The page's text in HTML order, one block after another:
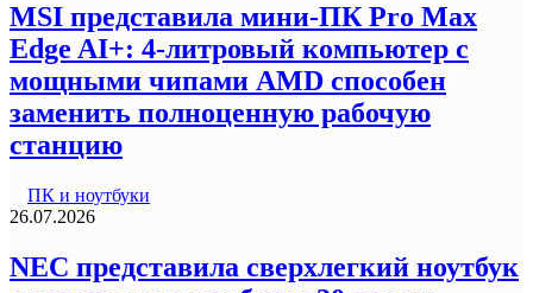
MSI представила мини-ПК Pro Max
Edge AI+: 4-литровый компьютер с
мощными чипами AMD способен
заменить полноценную рабочую
станцию
ПК и ноутбуки
26.07.2026
NEC представила сверхлегкий ноутбук